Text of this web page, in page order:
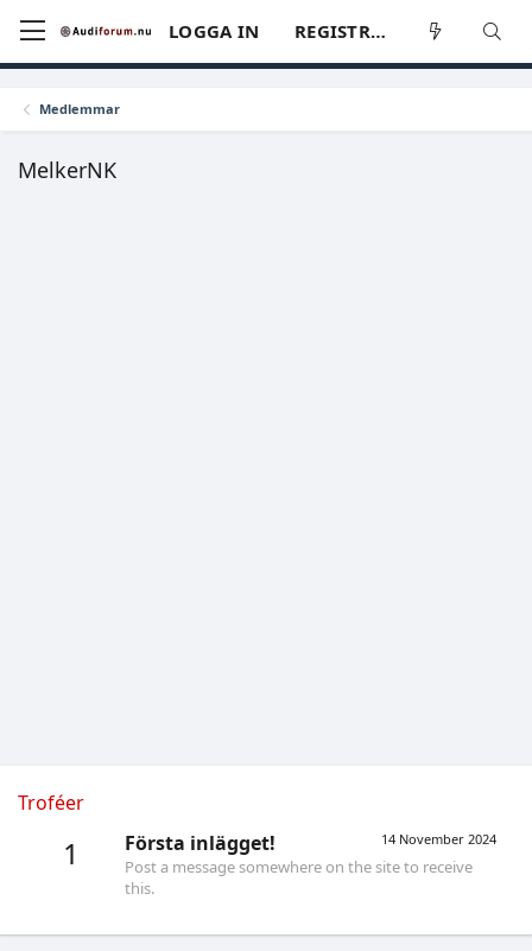
LOGGA IN REGISTRERA
Medlemmar
MelkerNK
Troféer
1 14 November 2024
Första inlägget!
Post a message somewhere on the site to receive
this.